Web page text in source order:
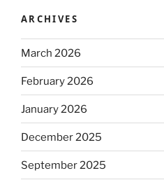
ARCHIVES
March 2026
February 2026
January 2026
December 2025
September 2025